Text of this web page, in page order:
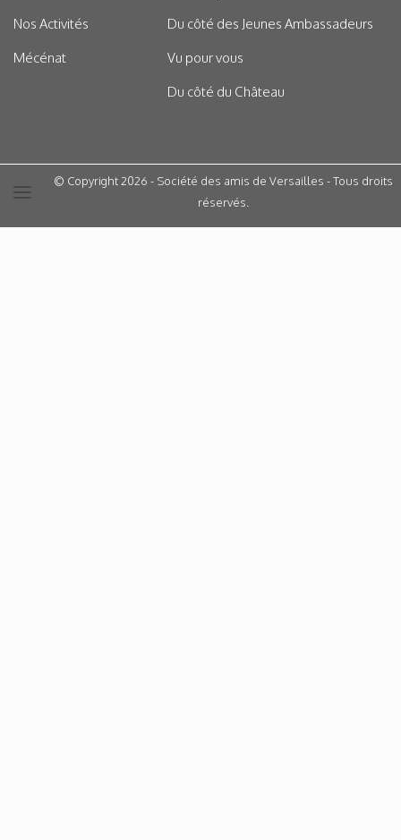
Nos Activités
Mécénat
Du côté des Jeunes Ambassadeurs
Vu pour vous
Du côté du Château
© Copyright 2026 - Société des amis de Versailles - Tous droits
réservés.